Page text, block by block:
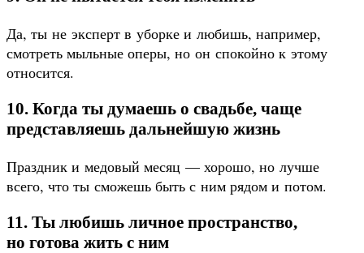
Да, ты не эксперт в уборке и любишь, например,
смотреть мыльные оперы, но он спокойно к этому
относится.
10. Когда ты думаешь о свадьбе, чаще
представляешь дальнейшую жизнь
Праздник и медовый месяц — хорошо, но лучше
всего, что ты сможешь быть с ним рядом и потом.
11. Ты любишь личное пространство,
но готова жить с ним